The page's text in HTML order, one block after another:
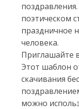
поэтическом
праздничное
человека.
Приглашайте
Этот шаблон
скачивания
можно